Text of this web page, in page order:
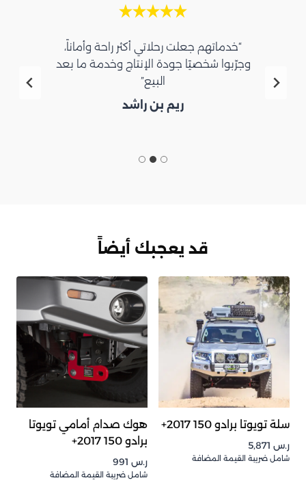
“خدماتهم جعلت رحلاتي أكثر راحة وأماناً،
وجرّبوا شخصيًا جودة الإنتاج وخدمة ما بعد
البيع”
ريم بن راشد
قد يعجبك أيضاً
سلة تويوتا برادو 150 2017+
ر.س
شامل ضريبة القيمة المضافة
هوك صدام أمامي تويوتا
برادو 150 2017+
ر.س
شامل ضريبة القيمة المضافة